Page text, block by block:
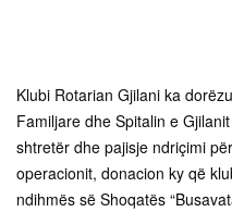
Klubi Rotarian Gjilani ka
Familjare dhe Spitalin e
shtretër dhe pajisje ndriçimi
operacionit, donacion ky që
ndihmës së Shoqatës